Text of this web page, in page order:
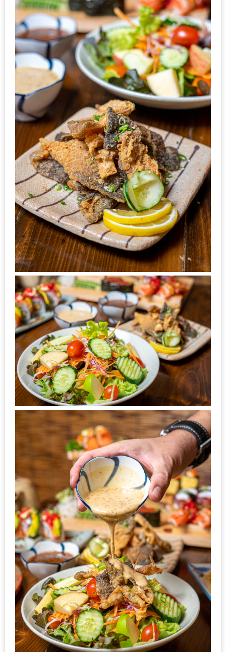
200
บาท
เบาะแส
ความ
อร่อย
ตาม
รอย
น้า
อ้วน
ชวน
หิว
ติดต่อ
น้า
อ้วน
ติดต่อ
น้า
อ้วน
น้า
อ้วน
ชวน
คุย
นโยบาย
ความ
ส่วน
นโยบาย
เป็น
ส่วน
ตัว
ประกาศ
ผล
ผู้
โชค
ดี
กับ
น้า
อ้วน